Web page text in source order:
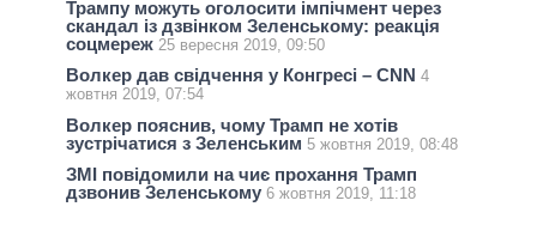
Трампу можуть оголосити імпічмент через
скандал із дзвінком Зеленському: реакція
соцмереж 25 вересня 2019, 09:50
Волкер дав свідчення у Конгресі – CNN 4
жовтня 2019, 07:54
Волкер пояснив, чому Трамп не хотів
зустрічатися з Зеленським 5 жовтня 2019, 08:48
ЗМІ повідомили на чиє прохання Трамп
дзвонив Зеленському 6 жовтня 2019, 11:18